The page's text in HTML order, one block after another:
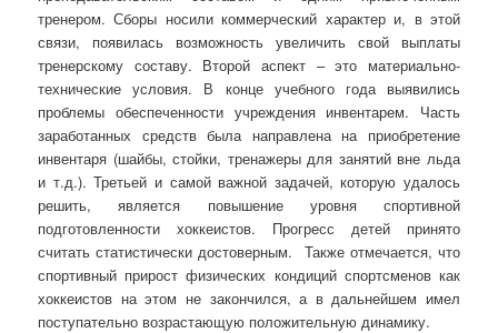
тренером. Сборы носили коммерческий характер и, в этой
связи, появилась возможность увеличить свой выплаты
тренерскому составу. Второй аспект – это материально-
технические условия. В конце учебного года выявились
проблемы обеспеченности учреждения инвентарем. Часть
заработанных средств была направлена на приобретение
инвентаря (шайбы, стойки, тренажеры для занятий вне льда
и т.д.). Третьей и самой важной задачей, которую удалось
решить, является повышение уровня спортивной
подготовленности хоккеистов. Прогресс детей принято
считать статистически достоверным. Также отмечается, что
спортивный прирост физических кондиций спортсменов как
хоккеистов на этом не закончился, а в дальнейшем имел
поступательно возрастающую положительную динамику.